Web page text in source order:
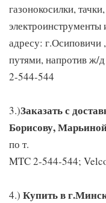
газонокосилки,
адресу: г.Осиповичи
путями, напротив ж/
2-544-544
3.)Заказать с
Борисову,
по т.
MTC 2-544-544;
4.) Купить в